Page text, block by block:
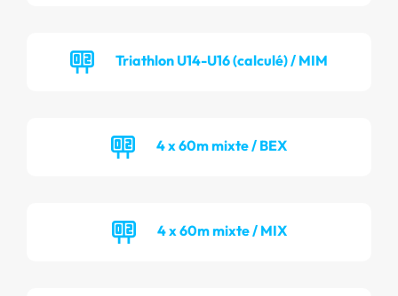
Triathlon U14-U16 (calculé) / MIM
4 x 60m mixte / BEX
4 x 60m mixte / MIX